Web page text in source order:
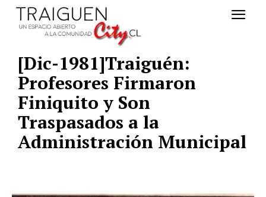
[Dic-1981]Traiguén:
Profesores Firmaron
Finiquito y Son
Traspasados a la
Administración Municipal